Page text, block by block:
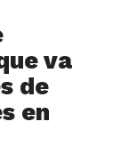
va
de
en